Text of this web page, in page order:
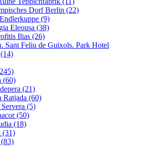
Dorf Berlin (22)
(9)
Eleousa (38)
Ilias (26)
Sant Feliu de Guixols. Park Hotel
(60)
(21)
Ratjada (60)
Servera (5)
(50)
(18)
(31)